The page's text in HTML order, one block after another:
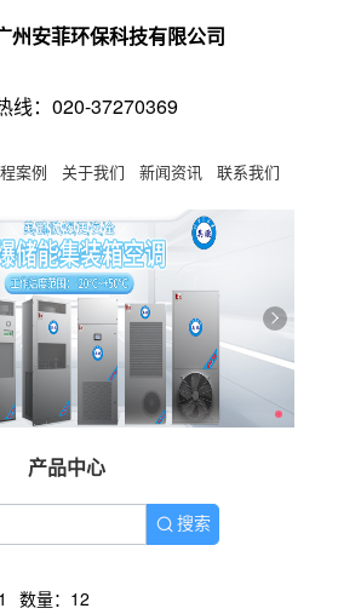
州安菲环保科技有限公司
线：020-37270369
案例 关于我们 新闻资讯 联系我们
产品中心
数量：12
搜索